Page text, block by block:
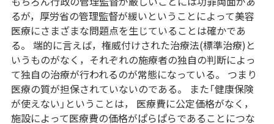
るが，厚労省の管理監督が緩いということによって美容
医療にさまざまな問題点を生じていることは確かであ
る。 端的に言えば，権威付けされた治療法(標準治療)と
いうものがなく，それぞれの施療者の独自の判断によっ
て独自の治療が行われるのが常態になっている。 つまり
医療の質が担保されていないのである。 また「健康保険
が使えない」ということは， 医療費に公定価格がなく，
施設によって医療費の価格がぱらぱらであることにつな